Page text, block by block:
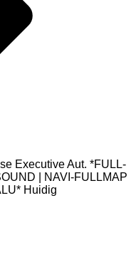
Executive Aut. *FULL-
| NAVI-FULLMAP
Huidig